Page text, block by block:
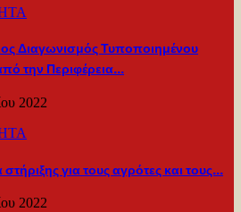
Διαγωνισμός Τυποποιημένου
την Περιφέρεια…
2022
για τους αγρότες και τους…
2022